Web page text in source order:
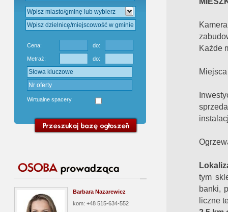
Cena: do:
Metraż: do:
Wirtualne spacery
Barbara Nazarewicz
kom: +48 515-634-552
Każde
tym
banki,
liczne